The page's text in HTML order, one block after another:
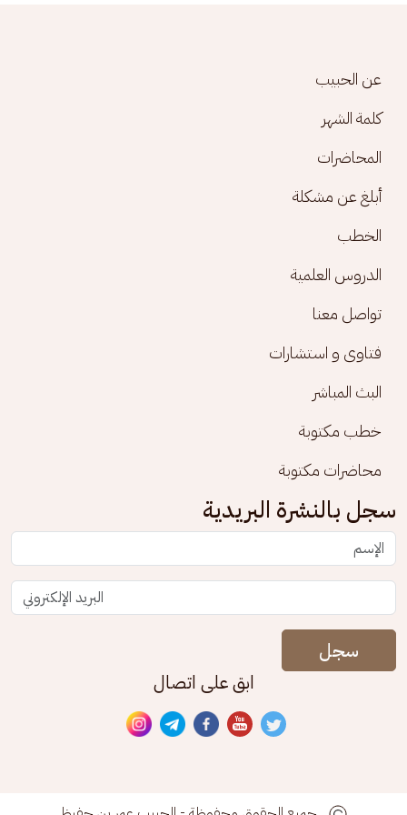
Footer menu
عن الحبيب
كلمة الشهر
المحاضرات
أبلغ عن مشكلة
الخطب
الدروس العلمية
تواصل معنا
فتاوى و استشارات
البث المباشر
خطب مكتوبة
محاضرات مكتوبة
سجل بالنشرة البريدية
سجل
ابق على اتصال